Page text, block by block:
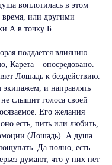
воплотилась в этом
время, или другими
А в точку Б.
поддается влиянию
Карета – опосредовано.
Лошадь к бездействию.
экипажем, и направлять
слышит голоса своей
Его желания
есть, пить или любить,
эмоции (Лошадь). А душа
Да полно, есть
думают, что у них нет